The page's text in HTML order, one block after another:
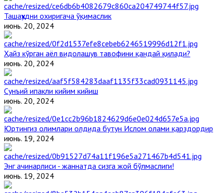
Ташаҳҳудни охиригача ўқимаслик
июнь. 20, 2024
Ҳайз кўрган аёл видолашув тавофини қандай қилади?
июнь. 20, 2024
Сунъий ипакли кийим кийиш
июнь. 20, 2024
Юртингиз олимлари олдида бутун Ислом олами қарздордир
июнь. 19, 2024
Энг ачинарлиси - жаннатда сизга жой бўлмаслиги!
июнь. 19, 2024